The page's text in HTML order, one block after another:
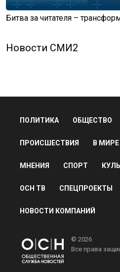
Битва за читателя –
Новости СМИ2
ПОЛИТИКА ОБЩЕСТВО
ПРОИСШЕСТВИЯ В МИРЕ
МНЕНИЯ СПОРТ
ОСН ТВ СПЕЦПРОЕКТЫ
НОВОСТИ КОМПАНИЙ
© 2026
Все права